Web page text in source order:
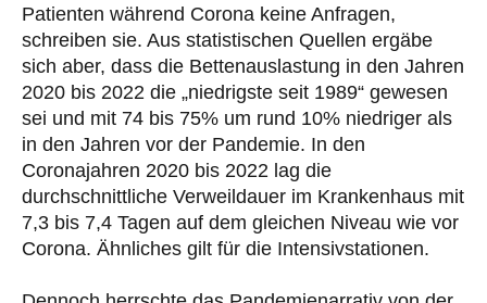
Patienten während Corona keine Anfragen,
schreiben sie. Aus statistischen Quellen ergäbe
sich aber, dass die Bettenauslastung in den Jahren
2020 bis 2022 die „niedrigste seit 1989“ gewesen
sei und mit 74 bis 75% um rund 10% niedriger als
in den Jahren vor der Pandemie. In den
Coronajahren 2020 bis 2022 lag die
durchschnittliche Verweildauer im Krankenhaus mit
7,3 bis 7,4 Tagen auf dem gleichen Niveau wie vor
Corona. Ähnliches gilt für die Intensivstationen.